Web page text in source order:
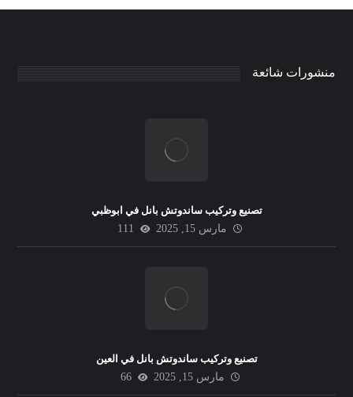
منشورات شائعة
تصنيع وتركيب ساندوتش بانل في ابوظبي
مارس 15, 2025
111
تصنيع وتركيب ساندوتش بانل في العين
مارس 15, 2025
66